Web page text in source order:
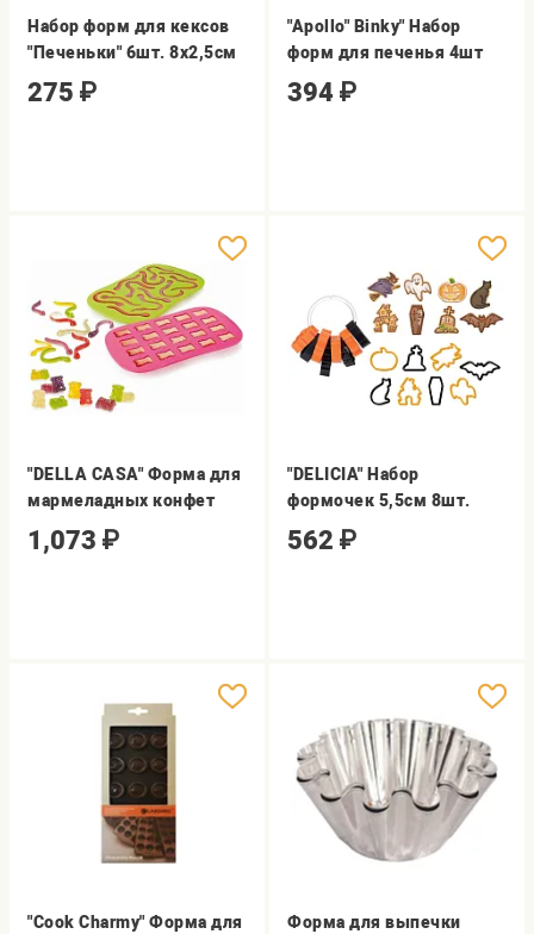
Набор форм для кексов
"Печеньки" 6шт. 8х2,5см
275 ₽
"Apollo" Binky" Набор
форм для печенья 4шт
394 ₽
"DELLA CASA" Форма для
мармеладных конфет
1,073 ₽
"DELICIA" Набор
формочек 5,5см 8шт.
562 ₽
"Cook Charmy" Форма для
Форма для выпечки